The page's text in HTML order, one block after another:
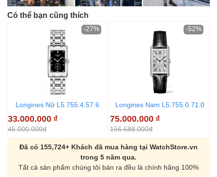
Có thể bạn cũng thích
Longines Nữ L5.755.4.57.6
33.000.000 ₫
45.000.000đ
-27%
Longines Nam L5.755.0.71.0
75.000.000 ₫
156.688.000đ
-52%
Đã có 155,724+ Khách đã mua hàng tại WatchStore.vn
trong 5 năm qua.
Tất cả sản phẩm chúng tôi bán ra đều là chính hãng 100%
Orient Nam RA-
Casio Nam MTS-